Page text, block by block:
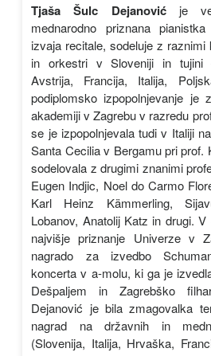
Tjaša Šulc Dejanovićje
mednarodno priznana
izvaja recitale, sodeluje z
in orkestri v Sloveniji in tujini
Avstrija, Francija, Italija,
podiplomsko izpopolnjevanje je
akademiji v Zagrebu v razredu
se je izpopolnjevala tudi v Italiji
Santa Cecilia v Bergamu pri prof.
sodelovala z drugimi znanimi
Eugen Indjic, Noel do Carmo
Karl Heinz Kämmerling,
Lobanov, Anatolij Katz in drugi.
najvišje priznanje Univerze v
nagrado za izvedbo
koncerta v a-molu, ki ga je
Dešpaljem in Zagrebško
Dejanović je bila zmagovalka
nagrad na državnih in
(Slovenija, Italija, Hrvaška,